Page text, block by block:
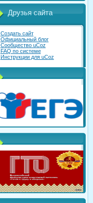
Друзья сайта
Создать сайт
Официальный блог
Сообщество uCoz
FAQ по системе
Инструкции для uCoz